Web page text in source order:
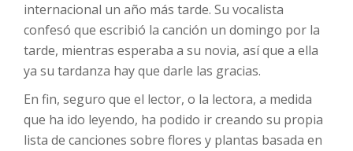
internacional un año más tarde. Su vocalista
confesó que escribió la canción un domingo por la
tarde, mientras esperaba a su novia, así que a ella
ya su tardanza hay que darle las gracias.
En fin, seguro que el lector, o la lectora, a medida
que ha ido leyendo, ha podido ir creando su propia
lista de canciones sobre flores y plantas basada en